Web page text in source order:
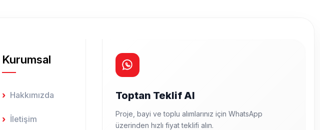
Kurumsal
Hakkımızda
İletişim
Toptan Teklif Al
Proje, bayi ve toplu alımlarınız için WhatsApp
üzerinden hızlı fiyat teklifi alın.